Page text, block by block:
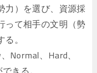
力）を選び、資源採
って相手の文明（勢
。
Normal、Hard、